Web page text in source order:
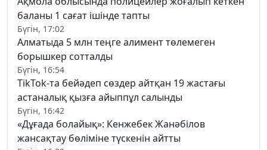
баланы 1 сағат ішінде тапты
Бүгін, 17:02
Алматыда 5 млн теңге алимент төлемеген
борышкер сотталды
Бүгін, 16:54
TikTok-та бейәдеп сөздер айтқан 19 жастағы
астаналық қызға айыппұл салынды
Бүгін, 16:42
«Дұғада болайық»: Кенжебек Жанәбілов
жансақтау бөліміне түскенін айтты